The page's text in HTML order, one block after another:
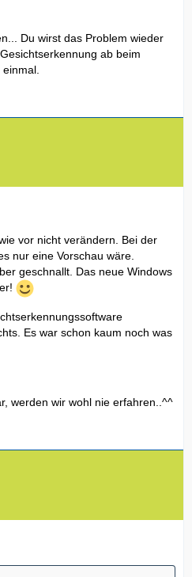
Du wirst das Problem wieder
ab beim
vor nicht verändern. Bei der
nur eine Vorschau wäre.
geschnallt. Das neue Windows
Es war schon kaum noch was
werden wir wohl nie erfahren..^^